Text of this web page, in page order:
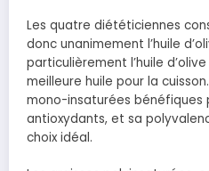
Les quatre diététiciennes
donc unanimement l’huile
particulièrement l’huile
meilleure huile pour la
mono-insaturées bénéfiques
antioxydants, et sa
choix idéal.